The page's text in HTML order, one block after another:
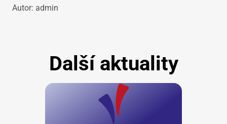
Autor: admin
Další aktuality